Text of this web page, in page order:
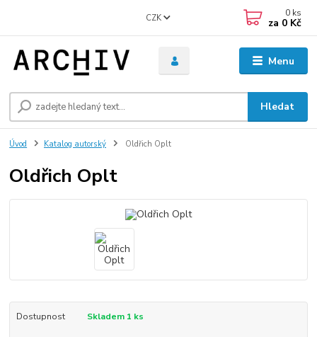
Menu
CZK
Hledat
0 ks
za 0 Kč
Úvod Katalog autorský Oldřich Oplt
Oldřich Oplt
Dostupnost Skladem 1 ks